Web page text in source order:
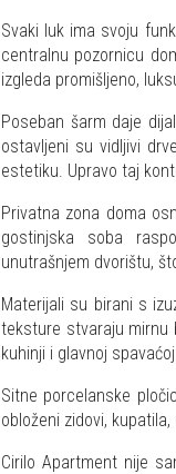
Svaki luk ima svoju
centralnu pozornicu
izgleda promišljeno,
Poseban šarm daje
ostavljeni su vidljivi
estetiku. Upravo taj
Privatna zona doma
gostinjska soba
unutrašnjem dvorištu,
Materijali su birani s
teksture stvaraju mirnu
kuhinji i glavnoj
Sitne porcelanske
obloženi zidovi,
Cirilo Apartment nije